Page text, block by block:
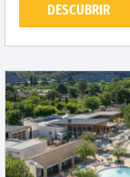
DESCUBRIR